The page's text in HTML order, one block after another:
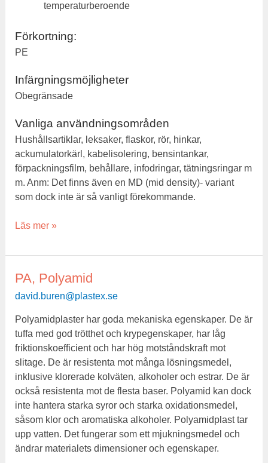
temperaturberoende
Förkortning:
PE
Infärgningsmöjligheter
Obegränsade
Vanliga användningsområden
Hushållsartiklar, leksaker, flaskor, rör, hinkar,
ackumulatorkärl, kabelisolering, bensintankar,
förpackningsfilm, behållare, infodringar, tätningsringar m
m. Anm: Det finns även en MD (mid density)- variant
som dock inte är så vanligt förekommande.
Läs mer »
PA, Polyamid
david.buren@plastex.se
Polyamidplaster har goda mekaniska egenskaper. De är
tuffa med god trötthet och krypegenskaper, har låg
friktionskoefficient och har hög motståndskraft mot
slitage. De är resistenta mot många lösningsmedel,
inklusive klorerade kolväten, alkoholer och estrar. De är
också resistenta mot de flesta baser. Polyamid kan dock
inte hantera starka syror och starka oxidationsmedel,
såsom klor och aromatiska alkoholer. Polyamidplast tar
upp vatten. Det fungerar som ett mjukningsmedel och
ändrar materialets dimensioner och egenskaper.
PA,
Polyamid